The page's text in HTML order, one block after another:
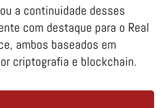
a continuidade desses
com destaque para o Real
ambos baseados em
criptografia e blockchain.